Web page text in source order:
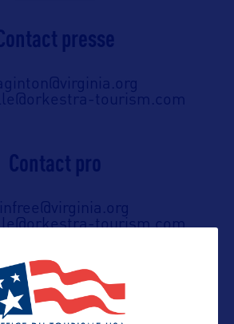
presse
tourism.com
Contact pro
tourism.com
grand public